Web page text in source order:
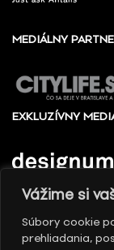
Vážime si
Súbory cookie
prehliadania,
MEDIÁLNY
EXKLUZÍVNY